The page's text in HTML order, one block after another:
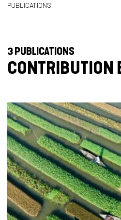
PUBLICATIONS
3 PUBLICATIONS
CONTRIBUTION